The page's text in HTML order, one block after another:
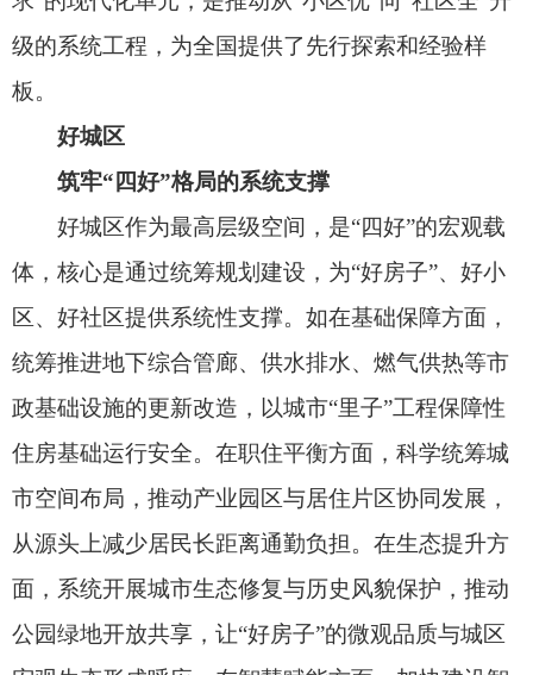
基础 ，好小区串联生活场景，好社区织密服务网
络，好城区筑牢系统支撑。下一步，要持续将“四
好”理念深度融入城市规划建设治理全过程，让人民
群众在“家门口”收获实实在在的幸福感，为城市高
质量发展注入强劲动力，书写中国式现代化温暖人